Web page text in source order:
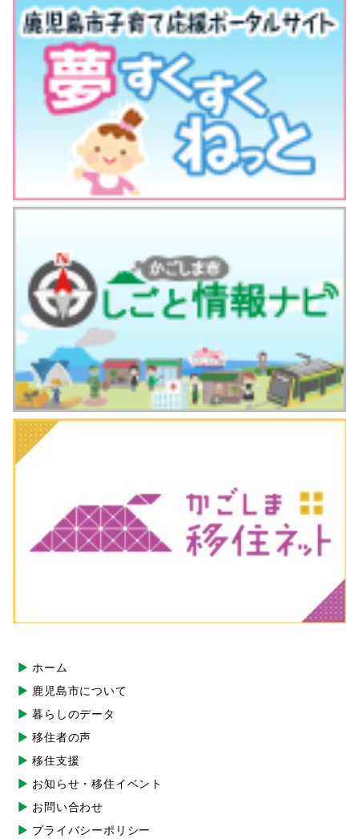
ホーム
鹿児島市について
暮らしのデータ
移住者の声
移住支援
お知らせ・移住イベント
お問い合わせ
プライバシーポリシー